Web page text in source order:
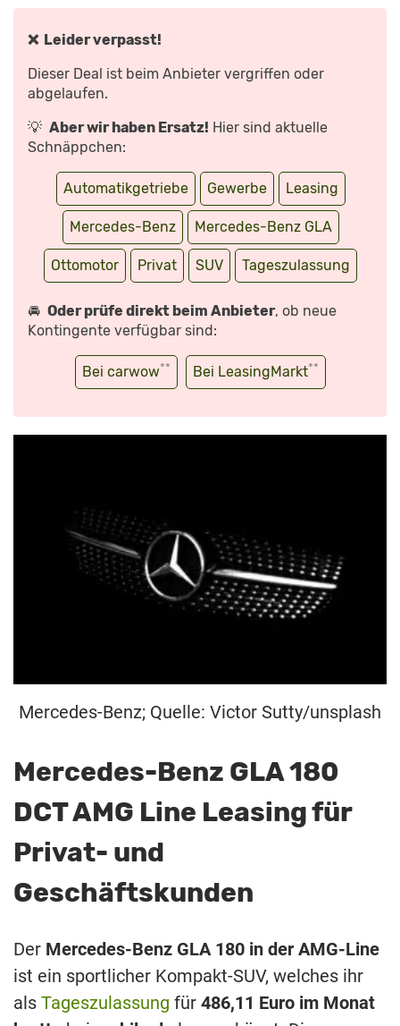
❌ Leider verpasst!
Dieser Deal ist beim Anbieter vergriffen oder
abgelaufen.
💡 Aber wir haben Ersatz! Hier sind aktuelle
Schnäppchen:
Automatikgetriebe Gewerbe Leasing
Mercedes-Benz Mercedes-Benz GLA
Ottomotor Privat SUV Tageszulassung
🚘 Oder prüfe direkt beim Anbieter, ob neue
Kontingente verfügbar sind:
Bei carwow** Bei LeasingMarkt**
Mercedes-Benz; Quelle: Victor Sutty/unsplash
Mercedes-Benz GLA 180
DCT AMG Line Leasing für
Privat- und
Geschäftskunden
Der Mercedes-Benz GLA 180 in der AMG-Line
ist ein sportlicher Kompakt-SUV, welches ihr
als Tageszulassung für 486,11 Euro im Monat
LEISTUNG“
YOUTUBE
ANZEIGEN